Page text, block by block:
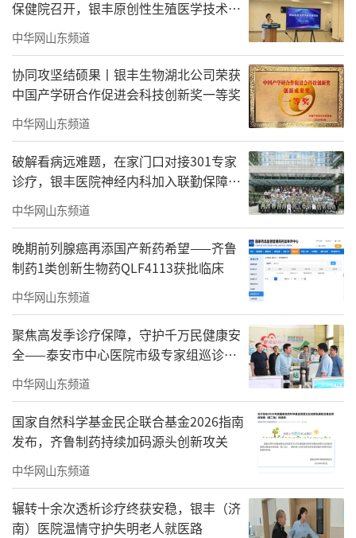
保健院召开，银丰原创性生殖医学技术倾
力守护生殖健康
中华网山东频道
协同攻坚结硕果丨银丰生物湖北公司荣获
中国产学研合作促进会科技创新奖一等奖
中华网山东频道
破解看病远难题，在家门口对接301专家
诊疗，银丰医院神经内科加入联勤保障部
队专科联盟
中华网山东频道
晚期前列腺癌再添国产新药希望——齐鲁
制药1类创新生物药QLF4113获批临床
中华网山东频道
聚焦高发季诊疗保障，守护千万民健康安
全——泰安市中心医院市级专家组巡诊督
导发热伴救治工作
中华网山东频道
国家自然科学基金民企联合基金2026指南
发布，齐鲁制药持续加码源头创新攻关
中华网山东频道
辗转十余次透析诊疗终获安稳，银丰（济
南）医院温情守护失明老人就医路